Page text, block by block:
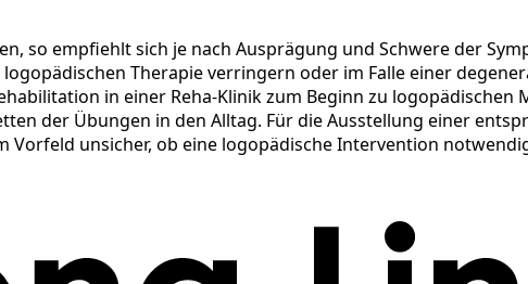
so empfiehlt sich je nach Ausprägung und Schwere der
Therapie verringern oder im Falle einer
in einer Reha-Klinik zum Beginn zu
der Übungen in den Alltag. Für die Ausstellung einer
Vorfeld unsicher, ob eine logopädische Intervention